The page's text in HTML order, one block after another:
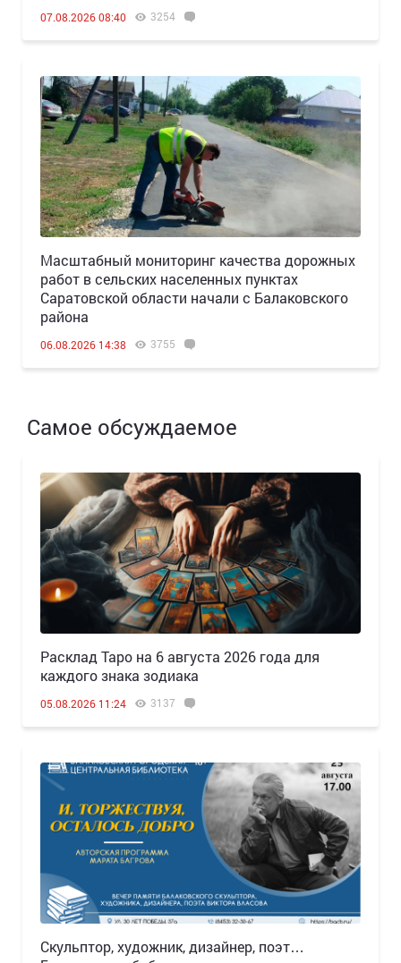
07.08.2026 08:40 3254
Масштабный мониторинг качества дорожных
работ в сельских населенных пунктах
Саратовской области начали с Балаковского
района
06.08.2026 14:38 3755
Самое обсуждаемое
Расклад Таро на 6 августа 2026 года для
каждого знака зодиака
05.08.2026 11:24 3137
Скульптор, художник, дизайнер, поэт…